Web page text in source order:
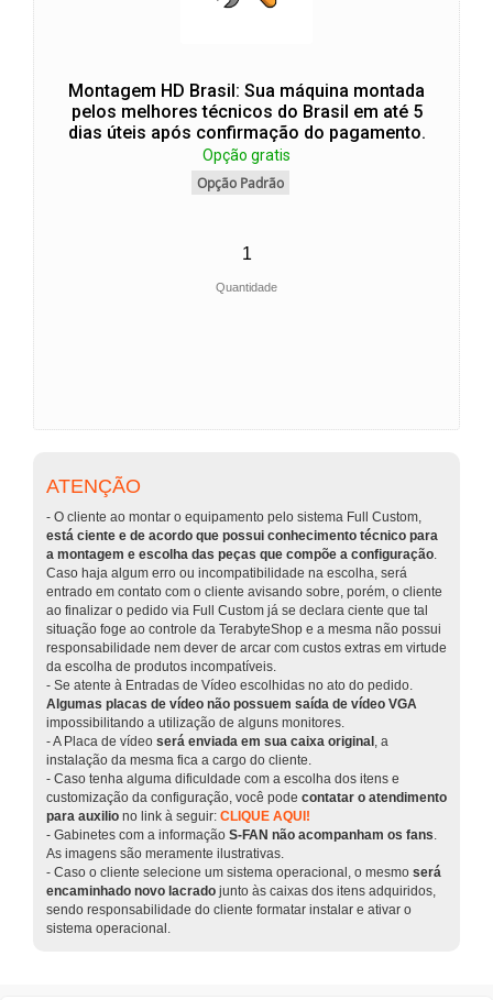
Montagem HD Brasil: Sua máquina montada
pelos melhores técnicos do Brasil em até 5
dias úteis após confirmação do pagamento.
Opção gratis
Opção Padrão
Quantidade
ATENÇÃO
- O cliente ao montar o equipamento pelo sistema Full Custom,
está ciente e de acordo que possui conhecimento técnico para
a montagem e escolha das peças que compõe a configuração.
Caso haja algum erro ou incompatibilidade na escolha, será
entrado em contato com o cliente avisando sobre, porém, o cliente
ao finalizar o pedido via Full Custom já se declara ciente que tal
situação foge ao controle da TerabyteShop e a mesma não possui
responsabilidade nem dever de arcar com custos extras em virtude
da escolha de produtos incompatíveis.
- Se atente à Entradas de Vídeo escolhidas no ato do pedido.
Algumas placas de vídeo não possuem saída de vídeo VGA
impossibilitando a utilização de alguns monitores.
- A Placa de vídeo será enviada em sua caixa original , a
instalação da mesma fica a cargo do cliente.
- Caso tenha alguma dificuldade com a escolha dos itens e
customização da configuração, você pode contatar o atendimento
para auxilio no link à seguir: CLIQUE AQUI!
- Gabinetes com a informação S-FAN não acompanham os fans.
As imagens são meramente ilustrativas.
- Caso o cliente selecione um sistema operacional, o mesmo será
encaminhado novo lacrado junto às caixas dos itens adquiridos,
sendo responsabilidade do cliente formatar instalar e ativar o
sistema operacional.